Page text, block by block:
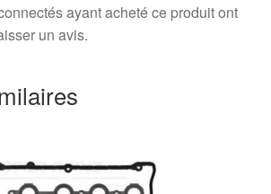
ayant acheté ce produit ont
un avis.